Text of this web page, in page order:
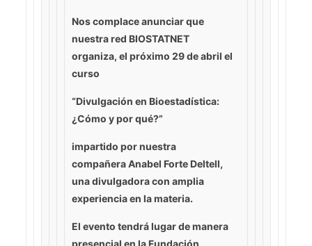
Nos complace anunciar que
nuestra red BIOSTATNET
organiza, el próximo 29 de abril el
curso
“Divulgación en Bioestadística:
¿Cómo y por qué?”
impartido por nuestra
compañeraAnabel Forte Deltell,
una divulgadora con amplia
experiencia en la materia.
El evento tendrá lugar demanera
presencial en la Fundación